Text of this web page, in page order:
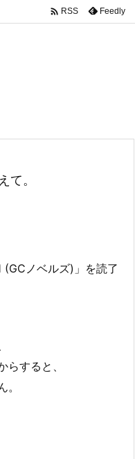
 RSS Feedly
て。
(GCノベルズ)」を読了
らすると、